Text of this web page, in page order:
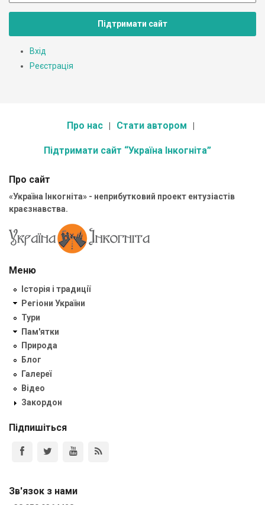
Підтримати сайт
Вхід
Реєстрація
Про нас Стати автором
Підтримати сайт “Україна Інкогніта”
Про сайт
«Україна Інкогніта» - неприбутковий проект ентузіастів
краєзнавства.
Меню
Історія і традиції
Регіони України
Тури
Пам'ятки
Природа
Блог
Галереї
Відео
Закордон
Підпишіться
Зв'язок з нами